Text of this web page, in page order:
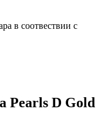
в соотвествии с
Pearls D Gold